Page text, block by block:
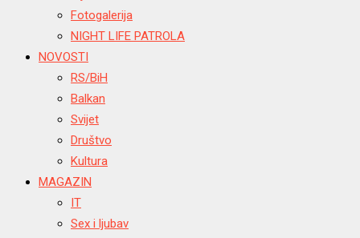
Fotogalerija
NIGHT LIFE PATROLA
NOVOSTI
RS/BiH
Balkan
Svijet
Društvo
Kultura
MAGAZIN
IT
Sex i ljubav